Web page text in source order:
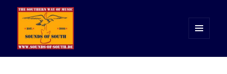
WIDGETS